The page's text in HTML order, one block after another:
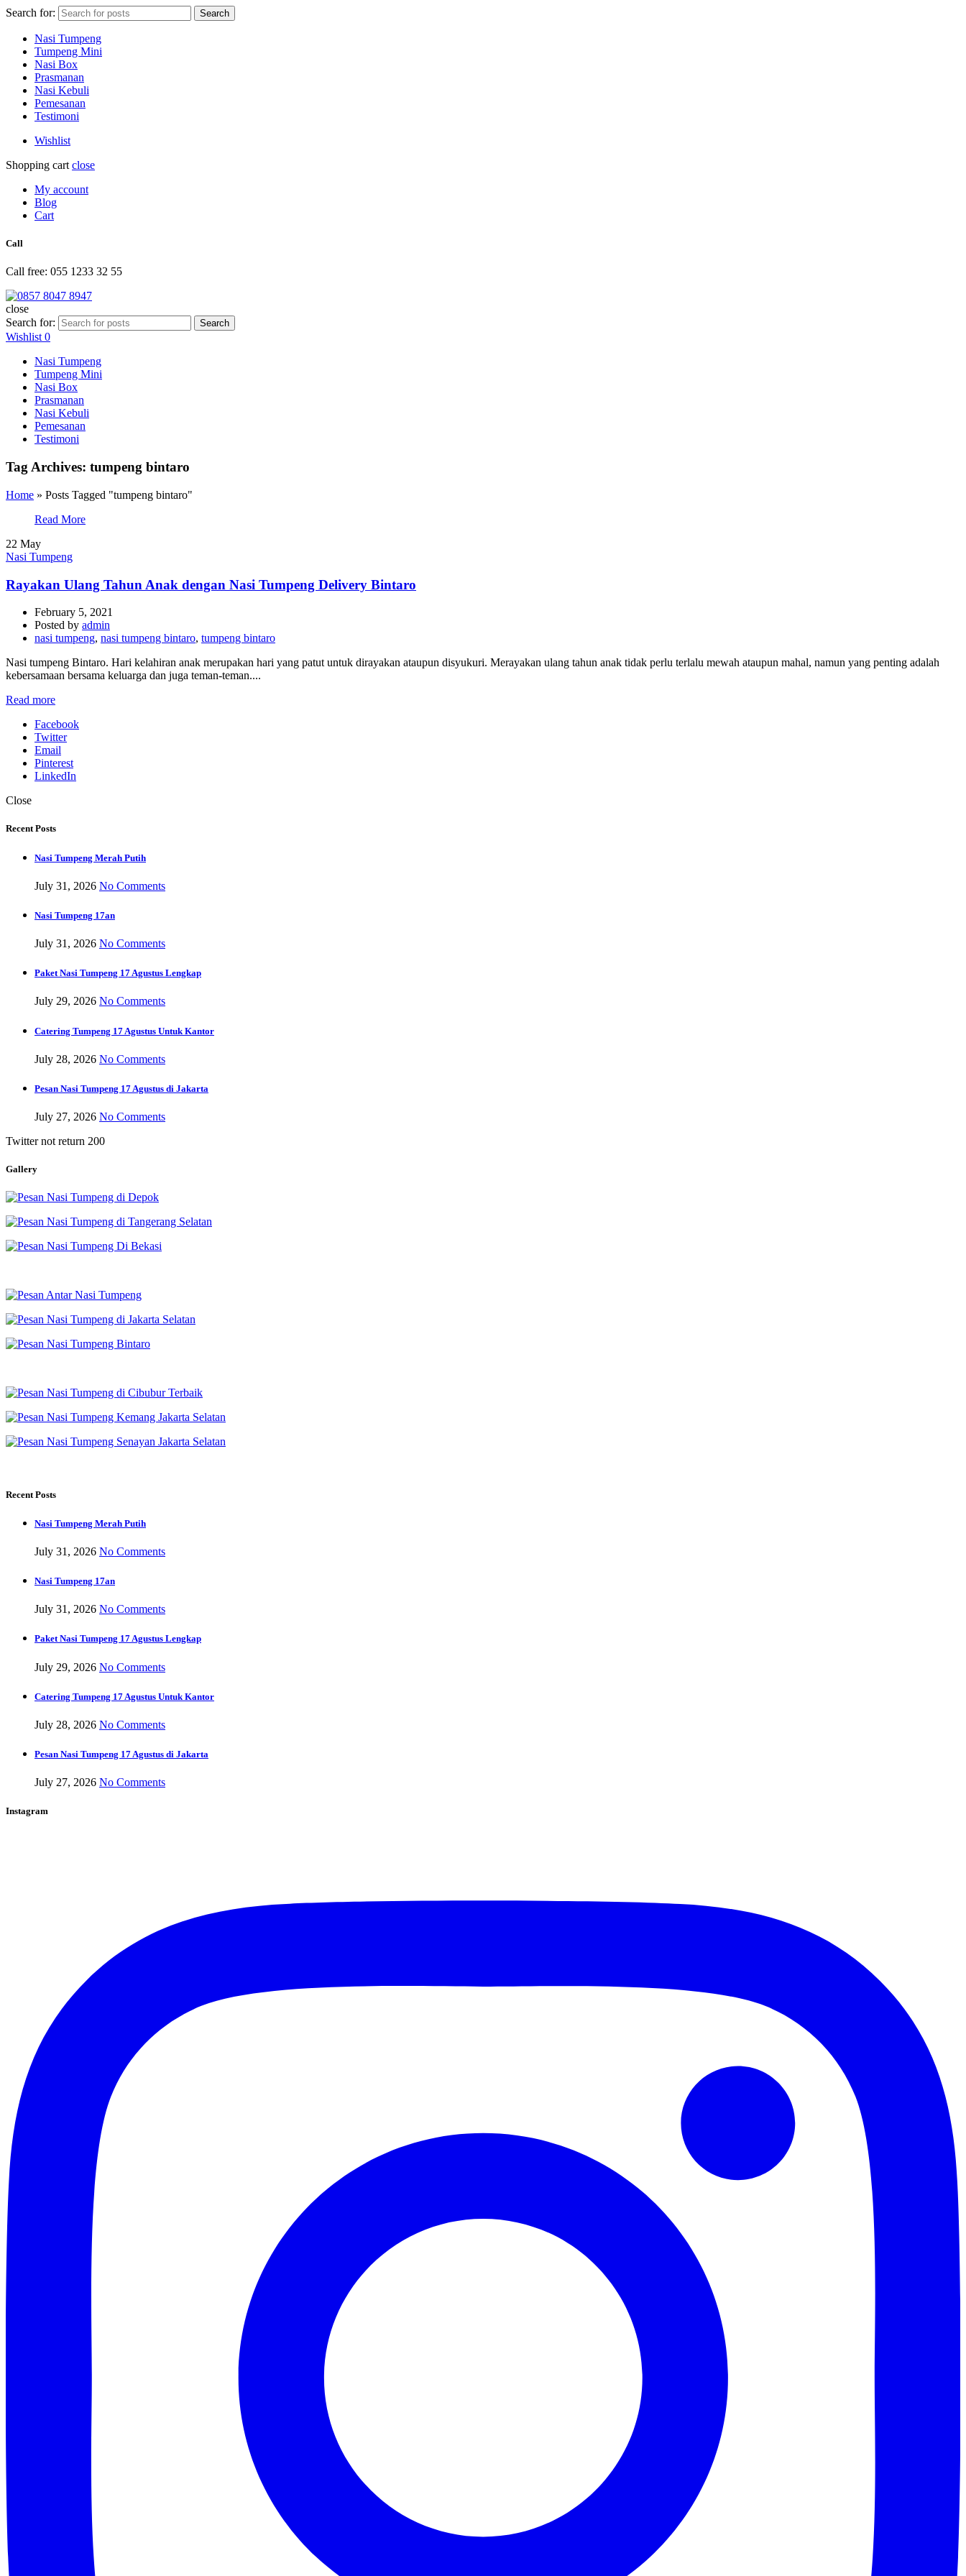
Search for: Search
Nasi Tumpeng
Tumpeng Mini
Nasi Box
Prasmanan
Nasi Kebuli
Pemesanan
Testimoni
Wishlist
Shopping cart close
My account
Blog
Cart
Call
Call free: 055 1233 32 55
close
Search for:
Search
Wishlist 0
Nasi Tumpeng
Tumpeng Mini
Nasi Box
Prasmanan
Nasi Kebuli
Pemesanan
Testimoni
Tag Archives: tumpeng bintaro
Home » Posts Tagged "tumpeng bintaro"
Read More
22 May
Nasi Tumpeng
Rayakan Ulang Tahun Anak dengan Nasi Tumpeng Delivery Bintaro
February 5, 2021
Posted by admin
nasi tumpeng, nasi tumpeng bintaro, tumpeng bintaro
Nasi tumpeng Bintaro. Hari kelahiran anak merupakan hari yang patut untuk dirayakan ataupun disyukuri. Merayakan ulang tahun anak tidak perlu terlalu mewah ataupun mahal, namun yang penting adalah
kebersamaan bersama keluarga dan juga teman-teman....
Read more
Facebook
Twitter
Email
Pinterest
LinkedIn
Close
Recent Posts
Nasi Tumpeng Merah Putih
July 31, 2026 No Comments
Nasi Tumpeng 17an
July 31, 2026 No Comments
Paket Nasi Tumpeng 17 Agustus Lengkap
July 29, 2026 No Comments
Catering Tumpeng 17 Agustus Untuk Kantor
July 28, 2026 No Comments
Pesan Nasi Tumpeng 17 Agustus di Jakarta
July 27, 2026 No Comments
Twitter not return 200
Gallery
Recent Posts
Nasi Tumpeng Merah Putih
July 31, 2026 No Comments
Nasi Tumpeng 17an
July 31, 2026 No Comments
Paket Nasi Tumpeng 17 Agustus Lengkap
July 29, 2026 No Comments
Catering Tumpeng 17 Agustus Untuk Kantor
July 28, 2026 No Comments
Pesan Nasi Tumpeng 17 Agustus di Jakarta
July 27, 2026 No Comments
Instagram